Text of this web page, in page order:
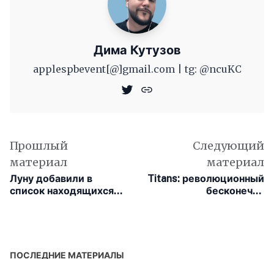
Дима Кутузов
applespbevent[@]gmail.com | tg: @ncuKC
Прошлый
материал
Луну добавили в
список находящихся
Следующий
материал
Titans: революционный
бесконечно
ПОСЛЕДНИЕ МАТЕРИАЛЫ